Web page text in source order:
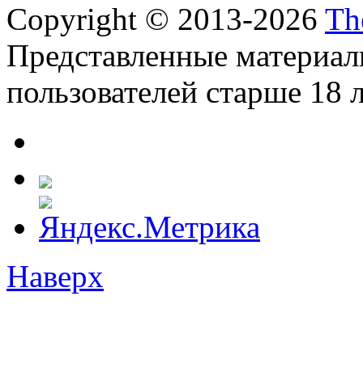
Copyright © 2013-2026
Представленные
пользователей старше 18
Наверх